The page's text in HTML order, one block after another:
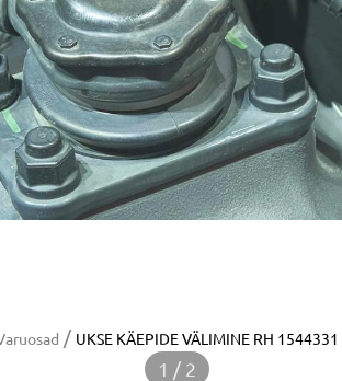
/ UKSE KÄEPIDE VÄLIMINE RH 1544331
1 / 2